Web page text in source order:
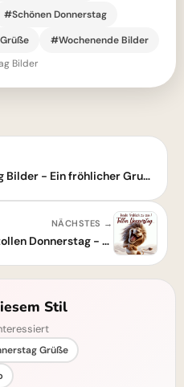
#Schönen Donnerstag
#Wochenende Bilder
Bilder
Schönen Donnerstag Bilder - Ein fröhlicher Gruß für den Vormittag
NÄCHSTES →
Ein Löwe wünscht dir einen tollen Donnerstag - Sei fröhlich!
Stil
Grüße